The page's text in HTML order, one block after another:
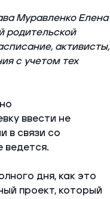
Муравленко Елена
родительской
активисты,
с учетом тех
ввести не
в связи со
ведется.
дня, как это
проект, который